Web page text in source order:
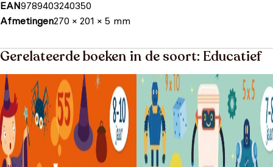
EAN9789403240350
Afmetingen270 × 201 × 5 mm
Gerelateerde boeken in de soort: Educatief